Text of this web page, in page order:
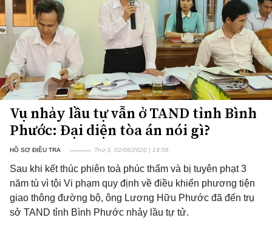
Vụ nhảy lầu tự vẫn ở TAND tỉnh Bình
Phước: Đại diện tòa án nói gì?
HỒ SƠ ĐIỀU TRA Thứ 3, 02/06/2020 | 14:56
Sau khi kết thúc phiên toà phúc thẩm và bị tuyên phạt 3
năm tù vì tội Vi phạm quy định về điều khiển phương tiện
giao thông đường bộ, ông Lương Hữu Phước đã đến trụ
sở TAND tỉnh Bình Phước nhảy lầu tự tử.